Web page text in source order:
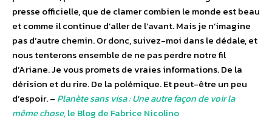
presse officielle, que de clamer combien le monde est beau
et comme il continue d’aller de l’avant. Mais je n’imagine
pas d’autre chemin. Or donc, suivez-moi dans le dédale, et
nous tenterons ensemble de ne pas perdre notre fil
d’Ariane. Je vous promets de vraies informations. De la
dérision et du rire. De la polémique. Et peut-être un peu
d’espoir.– Planète sans visa : Une autre façon de voir la
même chose, le Blog de Fabrice Nicolino